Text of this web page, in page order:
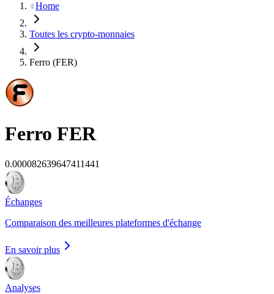
Home
Toutes les crypto-monnaies
Ferro (FER)
Ferro FER
0.000082639647411441
Échanges
Comparaison des meilleures plateformes d'échange
En savoir plus
Analyses